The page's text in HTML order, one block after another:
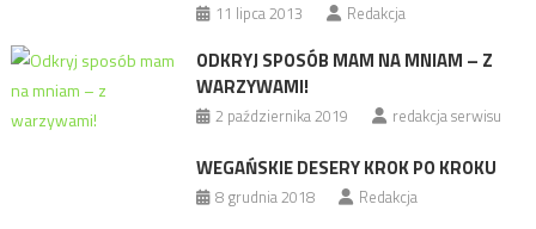
11 lipca 2013 Redakcja
ODKRYJ SPOSÓB MAM NA MNIAM – Z
WARZYWAMI!
2 października 2019 redakcja serwisu
WEGAŃSKIE DESERY KROK PO KROKU
8 grudnia 2018 Redakcja